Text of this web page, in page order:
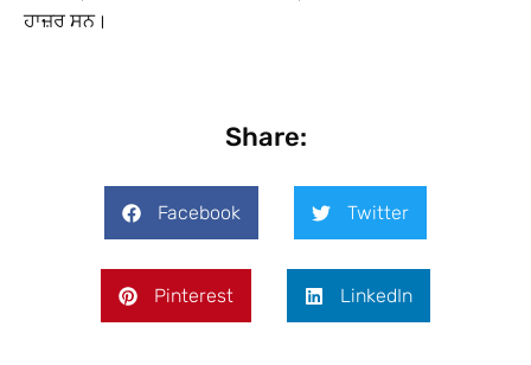
ਹਾਜ਼ਰ ਸਨ।
Share:
Facebook Twitter
Pinterest LinkedIn